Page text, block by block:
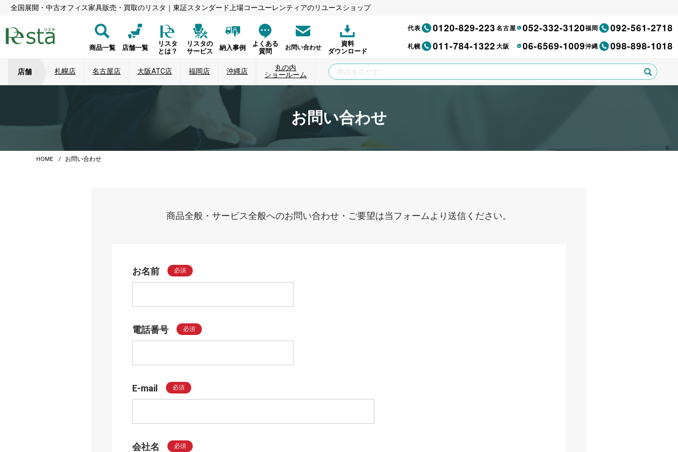
全国展開・中古オフィス家具販売・買取のリスタ｜東証スタンダード上場コーユーレンティアのリユースショップ
商品一覧 店舗一覧
リスタ
とは？
リスタの
サービス
納入事例
よくある
質問
お問い合わせ
資料
ダウンロード
代表 0120-829-223名古屋 052-332-3120福岡 092-561-2718
札幌 011-784-1322大阪 06-6569-1009沖縄 098-898-1018
店舗 札幌店 名古屋店 大阪ATC店 福岡店 沖縄店
丸の内
ショールーム
お問い合わせ
HOME お問い合わせ
商品全般・サービス全般へのお問い合わせ・ご要望は当フォームより送信ください。
お名前 必須
電話番号 必須
E-mail 必須
会社名 必須